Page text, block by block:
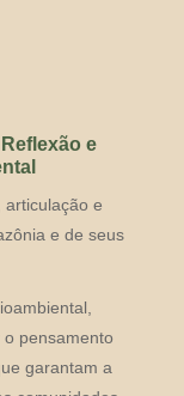
e
e
e de seus
pensamento
garantam a